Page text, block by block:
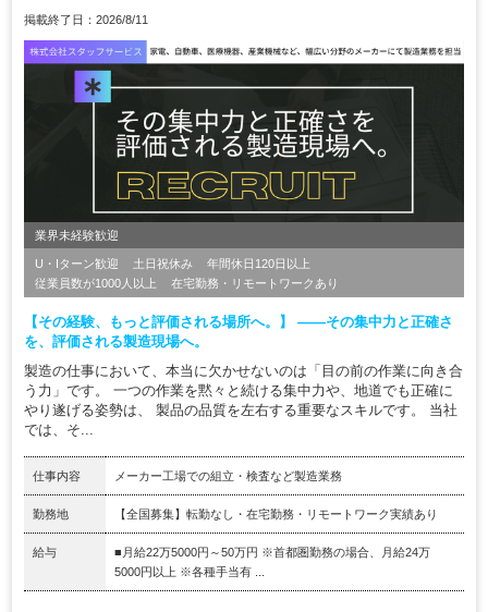
掲載終了日：2026/8/11
業界未経験歓迎
U・Iターン歓迎 土日祝休み
年間休日120日以上
従業員数が1000人以上
在宅勤務・リモートワークあり
【その経験、もっと評価される場所へ。】 ――その集中力と正確さ
を、評価される製造現場へ。
製造の仕事において、本当に欠かせないのは「目の前の作業に向き合
う力」です。 一つの作業を黙々と続ける集中力や、地道でも正確に
やり遂げる姿勢は、 製品の品質を左右する重要なスキルです。 当社
では、そ...
仕事内容 メーカー工場での組立・検査など製造業務
勤務地 【全国募集】転勤なし・在宅勤務・リモートワーク実績あり
給与
■月給22万5000円～50万円 ※首都圏勤務の場合、月給24万
5000円以上 ※各種手当有 ...